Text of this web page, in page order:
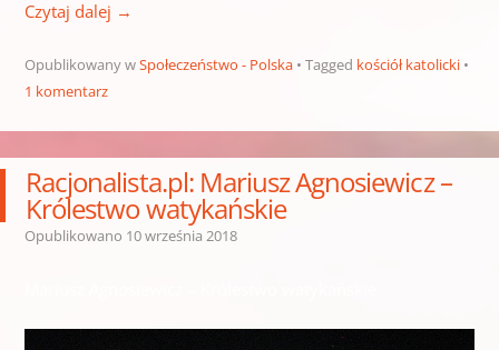
Czytaj dalej →
Opublikowany wSpołeczeństwo - Polska Tagged kościół katolicki
1 komentarz
Racjonalista.pl: Mariusz Agnosiewicz –
Królestwo watykańskie
Opublikowano 10 września 2018